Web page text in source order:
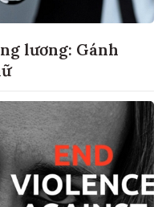
lương: Gánh